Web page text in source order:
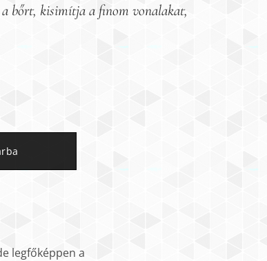
a bőrt, kisimítja a finom vonalakat,
legfőképpen a